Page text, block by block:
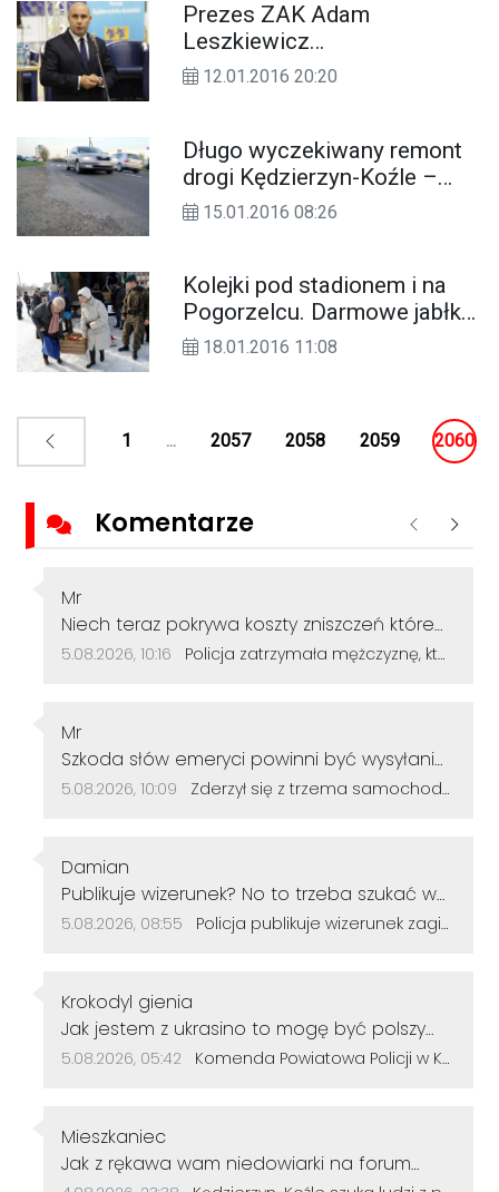
Prezes ZAK Adam
Leszkiewicz
wiceprzewodniczącym
12.01.2016 20:20
Długo wyczekiwany remont
drogi Kędzierzyn-Koźle –
Gliwice ruszy w tym roku
15.01.2016 08:26
Kolejki pod stadionem i na
Pogorzelcu. Darmowe jabłka
rozchodzą się na pniu.
18.01.2016 11:08
1 ... 2057 2058 2059 2060
Komentarze Poprzednie
Autor komentarza:
Mr
Treść komentarza:
Niech teraz pokrywa koszty zniszczeń które
narobił koziołki były wykonywane z pieniędzy
Data dodania komentarza:
5.08.2026, 10:16 Źródło komentarza:
Policja zatrzymała mężczyznę, który dewastował koziołki siekierą! Odcięte elementy zakopał w ogródku
Autor komentarza:
Mr
Treść komentarza:
Szkoda słów emeryci powinni być wysyłani
na ponowne kursy...
Data dodania komentarza:
5.08.2026, 10:09 Źródło komentarza:
Zderzył się z trzema samochodami i kontynuował jazdę. Seria kolizji na Drodze Krajowej nr 40
Autor komentarza:
Damian
Treść komentarza:
Publikuje wizerunek? No to trzeba szukać w
minecraft.
Data dodania komentarza:
5.08.2026, 08:55 Źródło komentarza:
Policja publikuje wizerunek zaginionego 42-latka. Mężczyzna jest w kryzysie emocjonalnym
Autor komentarza:
Krokodyl gienia
Treść komentarza:
Jak jestem z ukrasino to mogę być polszy
bolszy policyst? biorą każdego jak idzie z
Data dodania komentarza:
5.08.2026, 05:42 Źródło komentarza:
Komenda Powiatowa Policji w Kędzierzynie-Koźlu zachęca do wstąpienia w swoje szeregi. Tak zarabia początkujący
Autor komentarza:
Mieszkaniec
Treść komentarza:
Jak z rękawa wam niedowiarki na forum